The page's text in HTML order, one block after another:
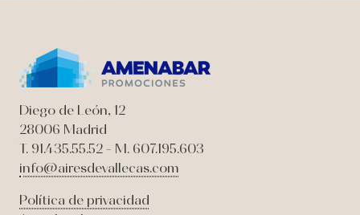
Diego de León, 12
28006 Madrid
T. 91.435.55.52 - M. 607.195.603
info@airesdevallecas.com
Política de privacidad